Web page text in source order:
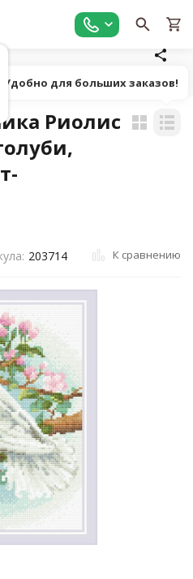
Риолис
203714 К сравнению
Удобно для больших заказов!